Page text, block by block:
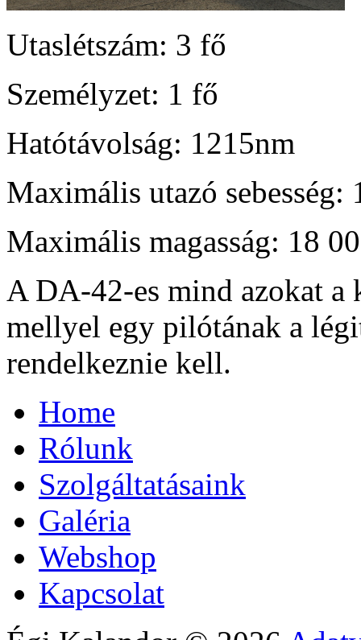
Utaslétszám: 3 fő
Személyzet: 1 fő
Hatótávolság: 1215nm
Maximális utazó sebesség:
Maximális magasság: 18
A DA-42-es mind azokat a
mellyel egy pilótának a
rendelkeznie kell.
Home
Rólunk
Szolgáltatásaink
Galéria
Webshop
Kapcsolat